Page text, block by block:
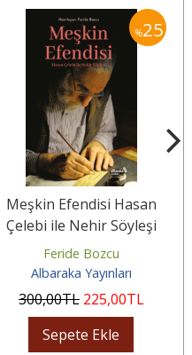
%25
Meşkin Efendisi Hasan
Çelebi ile Nehir Söyleşi
Feride Bozcu
Albaraka Yayınları
300,00TL 225,00TL
Sepete Ekle